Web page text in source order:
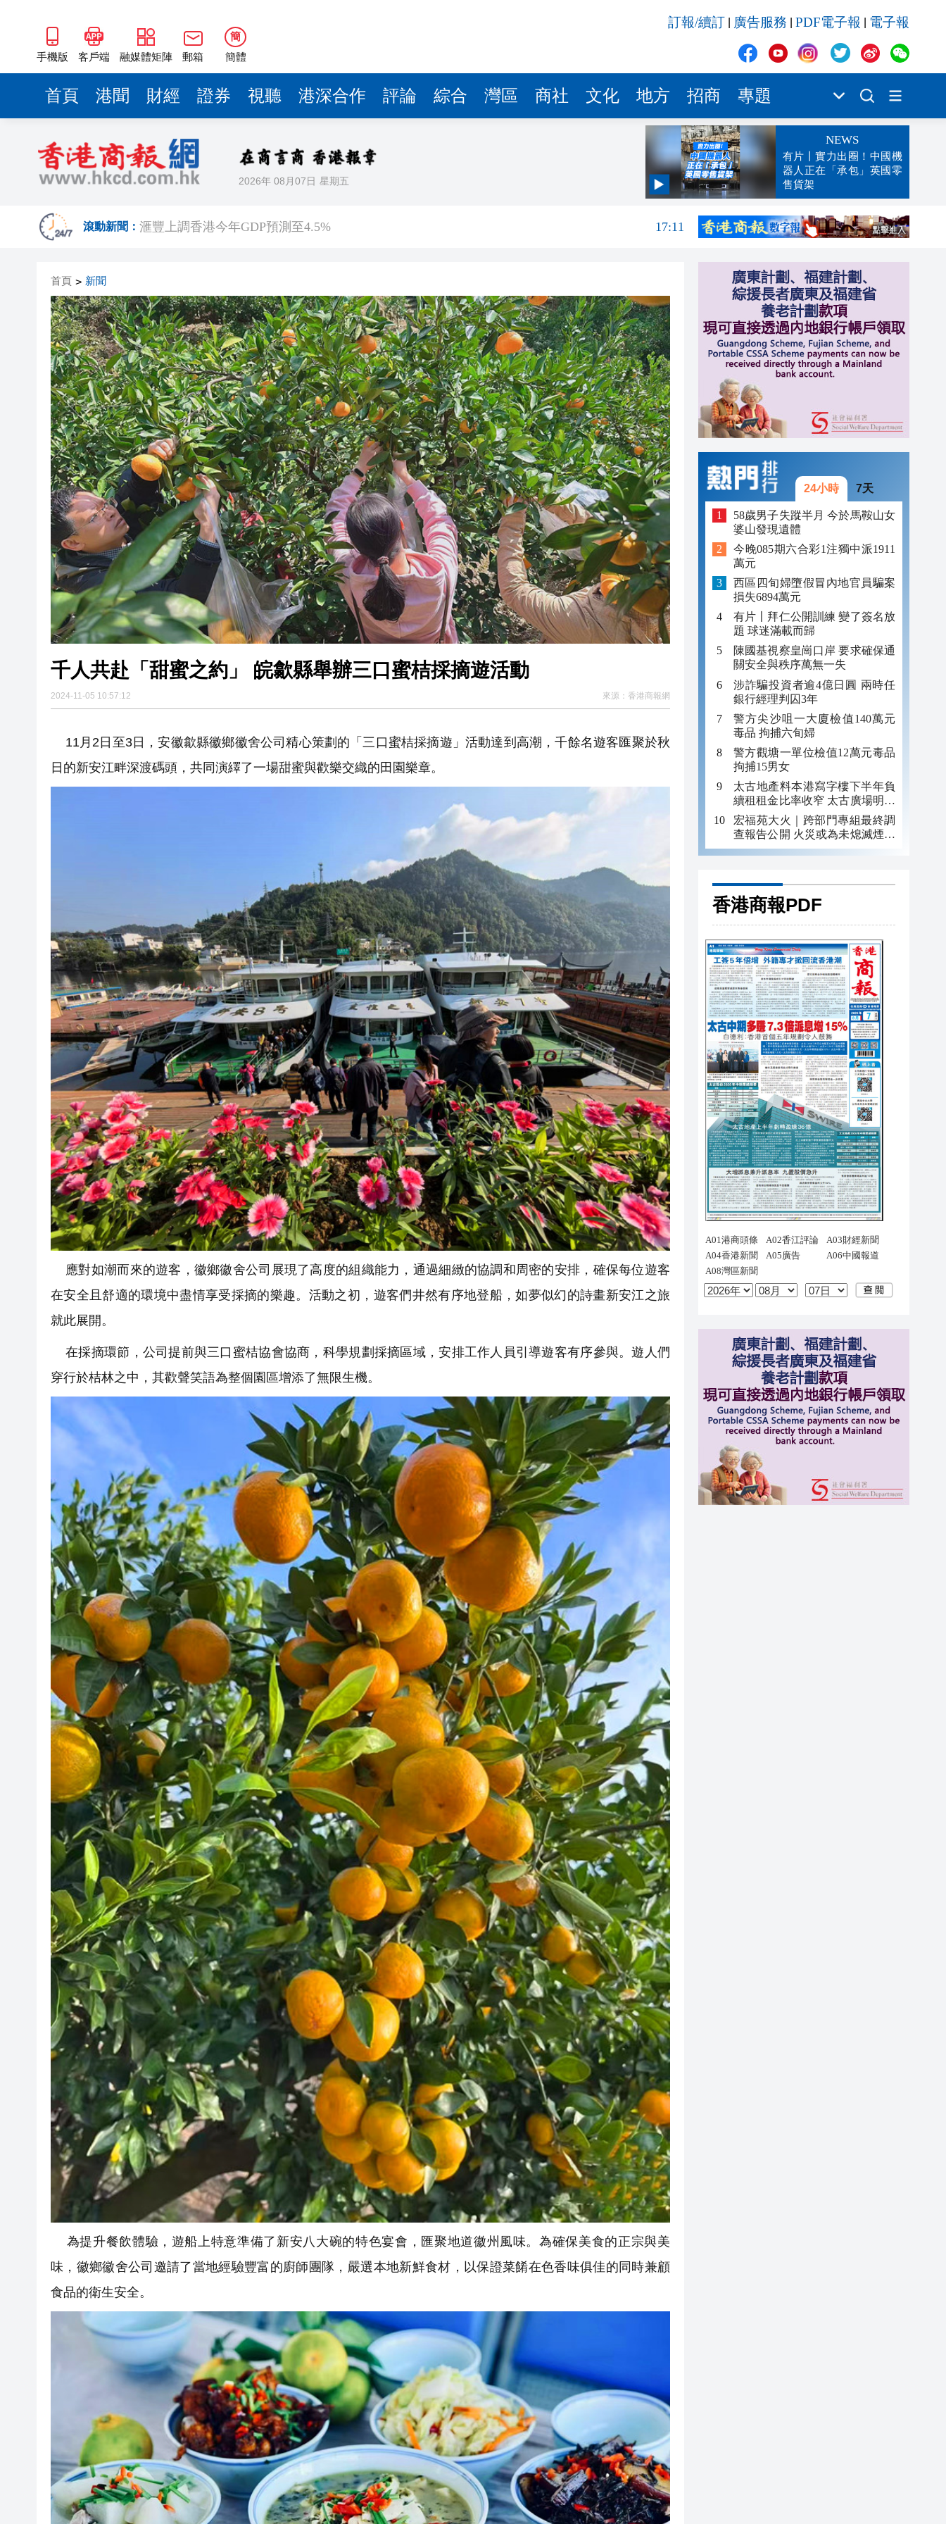
手機版 客戶端 融媒體矩陣 郵箱
簡
簡體
訂報/續訂 廣告服務 PDF電子報 電子報
首頁 港聞 財經 證券 視聽 港深合作 評論 綜合 灣區 商社 文化 地方 招商 專題
2026年 08月07日 星期五
NEWS
有片丨實力出圈！中國機
器人正在「承包」英國零
售貨架
滾動新聞：
17:13
滙豐上調香港今年GDP預測至4.5%
17:11
報考熱度持續高漲 今年深圳大學錄取457名港澳台僑生
17:04
有片〡警方葵涌廣場巡查掃童黨 網民：掃埋班賣書仔
16:46
民青局舉辦關愛隊培訓班 麥美娟：關愛隊已成地區治理團隊一份子
16:38
【港樓】CCL連跌兩周共0.45% 中原料高位反覆
16:34
首頁 > 新聞
千人共赴「甜蜜之約」 皖歙縣舉辦三口蜜桔採摘遊活動
2024-11-05 10:57:12 來源： 香港商報網
11月2日至3日，安徽歙縣徽鄉徽舍公司精心策劃的「三口蜜桔採摘遊」活動達到高潮，千餘名遊客匯聚於秋
日的新安江畔深渡碼頭，共同演繹了一場甜蜜與歡樂交織的田園樂章。
應對如潮而來的遊客，徽鄉徽舍公司展現了高度的組織能力，通過細緻的協調和周密的安排，確保每位遊客
在安全且舒適的環境中盡情享受採摘的樂趣。活動之初，遊客們井然有序地登船，如夢似幻的詩畫新安江之旅
就此展開。
在採摘環節，公司提前與三口蜜桔協會協商，科學規劃採摘區域，安排工作人員引導遊客有序參與。遊人們
穿行於桔林之中，其歡聲笑語為整個園區增添了無限生機。
為提升餐飲體驗，遊船上特意準備了新安八大碗的特色宴會，匯聚地道徽州風味。為確保美食的正宗與美
味，徽鄉徽舍公司邀請了當地經驗豐富的廚師團隊，嚴選本地新鮮食材，以保證菜餚在色香味俱佳的同時兼顧
食品的衛生安全。
24小時 7天
58歲男子失蹤半月 今於馬鞍山女
婆山發現遺體
今晚085期六合彩1注獨中派1911
萬元
西區四旬婦墮假冒內地官員騙案
損失6894萬元
有片〡拜仁公開訓練 變了簽名放
題 球迷滿載而歸
陳國基視察皇崗口岸 要求確保通
關安全與秩序萬無一失
涉詐騙投資者逾4億日圓 兩時任
銀行經理判囚3年
警方尖沙咀一大廈檢值140萬元
毒品 拘捕六旬婦
警方觀塘一單位檢值12萬元毒品
拘捕15男女
太古地產料本港寫字樓下半年負
續租租金比率收窄 太古廣場明年
轉正
宏福苑大火｜跨部門專組最終調
查報告公開 火災或為未熄滅煙頭
引發
香港商報PDF